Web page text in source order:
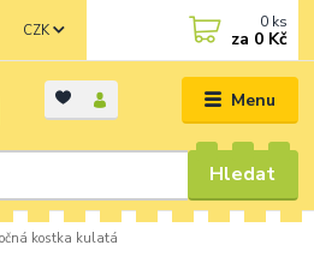
Menu
CZK
Hledat
0 ks
za 0 Kč
kostka kulatá